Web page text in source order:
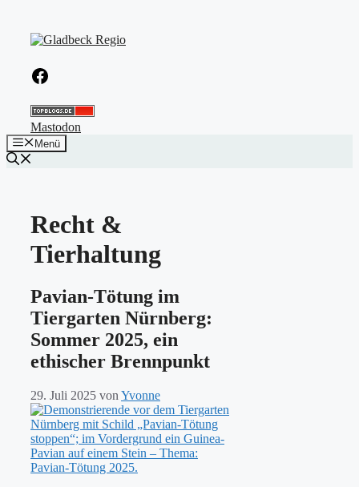
springen
Facebook
Mastodon
Menü
Recht &
Tierhaltung
Pavian-Tötung im
Tiergarten Nürnberg:
Sommer 2025, ein
ethischer Brennpunkt
29. Juli 2025 von Yvonne